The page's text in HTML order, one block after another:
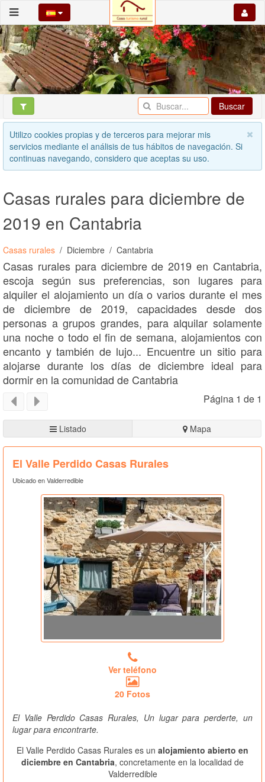
Buscar
Utilizo cookies propias y de terceros para mejorar mis
servicios mediante el análisis de tus hábitos de navegación. Si
continuas navegando, considero que aceptas su uso.
Casas rurales para diciembre de
2019 en Cantabria
Casas rurales Diciembre Cantabria
Casas rurales para diciembre de 2019 en Cantabria,
escoja según sus preferencias, son lugares para
alquiler el alojamiento un día o varios durante el mes
de diciembre de 2019, capacidades desde dos
personas a grupos grandes, para alquilar solamente
una noche o todo el fin de semana, alojamientos con
encanto y también de lujo... Encuentre un sitio para
alojarse durante los días de diciembre ideal para
dormir en la comunidad de Cantabria
Página 1 de 1
Listado Mapa
El Valle Perdido Casas Rurales
Ubicado en Valderredible
Ver teléfono
20 Fotos
El Valle Perdido Casas Rurales, Un lugar para perderte, un
lugar para encontrarte.
El Valle Perdido Casas Rurales es un alojamiento abierto en
diciembre en Cantabria, concretamente en la localidad de
Valderredible